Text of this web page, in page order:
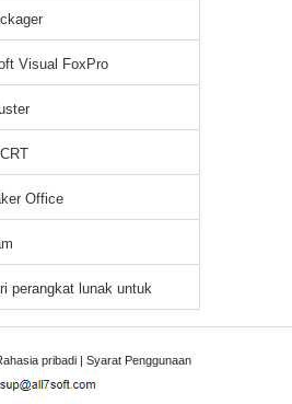
Visual FoxPro
Office
perangkat lunak untuk
7
pribadi | Syarat Penggunaan